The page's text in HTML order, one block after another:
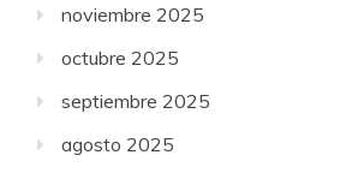
noviembre 2025
octubre 2025
septiembre 2025
agosto 2025